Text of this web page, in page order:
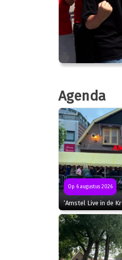
Agenda
Op 6 augustus 2026
‘Amstel Live in de